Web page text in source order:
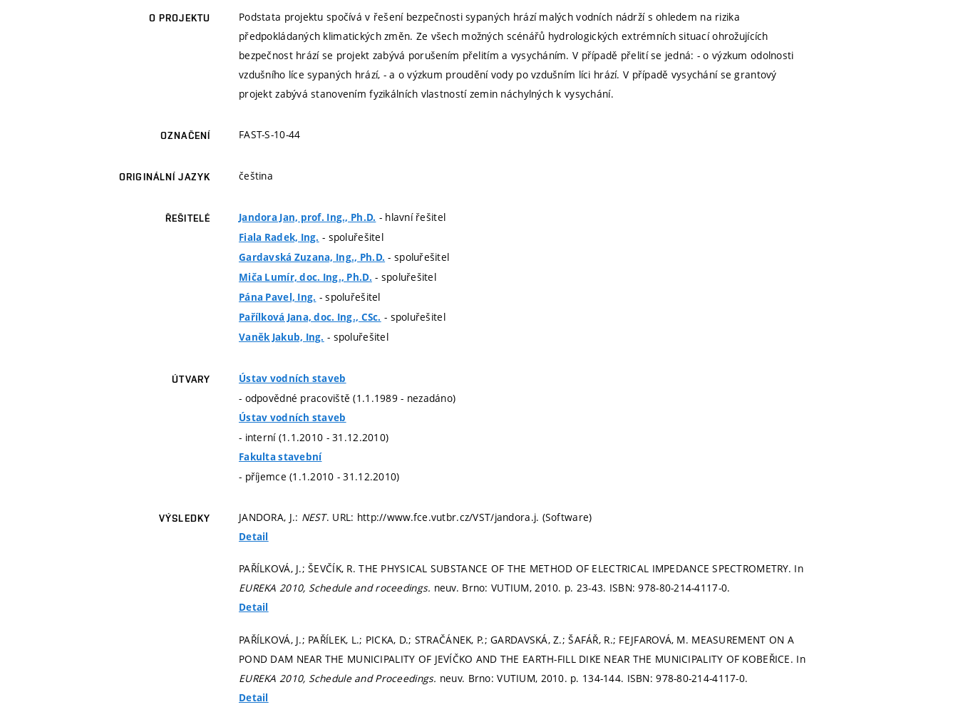
O PROJEKTU
Podstata projektu spočívá v řešení bezpečnosti sypaných hrází malých vodních nádrží s ohledem na rizika
předpokládaných klimatických změn. Ze všech možných scénářů hydrologických extrémních situací ohrožujících
bezpečnost hrází se projekt zabývá porušením přelitím a vysycháním. V případě přelití se jedná: - o výzkum odolnosti
vzdušního líce sypaných hrází, - a o výzkum proudění vody po vzdušním líci hrází. V případě vysychání se grantový
projekt zabývá stanovením fyzikálních vlastností zemin náchylných k vysychání.
OZNAČENÍ FAST-S-10-44
ORIGINÁLNÍ JAZYK čeština
ŘEŠITELÉ Jandora Jan, prof. Ing., Ph.D. - hlavní řešitel
Fiala Radek, Ing. - spoluřešitel
Gardavská Zuzana, Ing., Ph.D. - spoluřešitel
Miča Lumír, doc. Ing., Ph.D. - spoluřešitel
Pána Pavel, Ing. - spoluřešitel
Pařílková Jana, doc. Ing., CSc. - spoluřešitel
Vaněk Jakub, Ing. - spoluřešitel
ÚTVARY Ústav vodních staveb
- odpovědné pracoviště (1.1.1989 - nezadáno)
Ústav vodních staveb
- interní (1.1.2010 - 31.12.2010)
Fakulta stavební
- příjemce (1.1.2010 - 31.12.2010)
VÝSLEDKY JANDORA, J.: NEST. URL: http://www.fce.vutbr.cz/VST/jandora.j. (Software)
Detail
PAŘÍLKOVÁ, J.; ŠEVČÍK, R. THE PHYSICAL SUBSTANCE OF THE METHOD OF ELECTRICAL IMPEDANCE SPECTROMETRY. In
EUREKA 2010, Schedule and roceedings. neuv. Brno: VUTIUM, 2010. p. 23-43. ISBN: 978-80-214-4117-0.
Detail
PAŘÍLKOVÁ, J.; PAŘÍLEK, L.; PICKA, D.; STRAČÁNEK, P.; GARDAVSKÁ, Z.; ŠAFÁŘ, R.; FEJFAROVÁ, M. MEASUREMENT ON A
POND DAM NEAR THE MUNICIPALITY OF JEVÍČKO AND THE EARTH-FILL DIKE NEAR THE MUNICIPALITY OF KOBEŘICE. In
EUREKA 2010, Schedule and Proceedings. neuv. Brno: VUTIUM, 2010. p. 134-144. ISBN: 978-80-214-4117-0.
Detail